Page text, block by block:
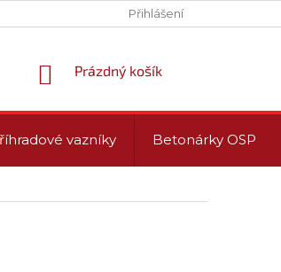
(GDPR) PROVOZNÍ DOBA
Přihlášení
NÁKUPNÍ
Prázdný košík
vazníky Betonárky OSP